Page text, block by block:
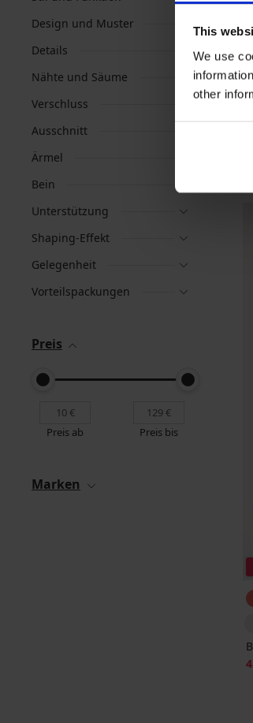
This
We use
other
Design und Muster
Details
Nähte und Säume
Verschluss
Ausschnitt
Ärmel
Bein
Unterstützung
Shaping-Effekt
Gelegenheit
Vorteilspackungen
Preis
Preis ab Preis bis
Marken